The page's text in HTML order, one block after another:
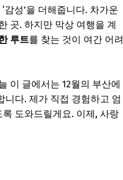
감성’을 더해줍니다. 차가운
곳. 하지만 막상 여행을 계
루트를 찾는 것이 여간 어려
이 글에서는 12월의 부산에
니다. 제가 직접 경험하고 엄
도와드릴게요. 이제, 사랑